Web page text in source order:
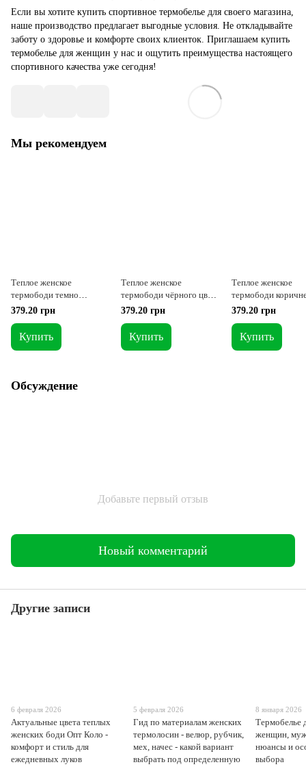
Если вы хотите купить спортивное термобелье для своего магазина,
наше производство предлагает выгодные условия. Не откладывайте
заботу о здоровье и комфорте своих клиенток. Приглашаем купить
термобелье для женщин у нас и ощутить преимущества настоящего
спортивного качества уже сегодня!
Мы рекомендуем
Теплое женское
термободи темно
зеленого цвета S
379.20 грн
Купить
Теплое женское
термободи чёрного цвета
S
379.20 грн
Купить
Теплое женское
термободи
цвета S
379.20 грн
Купить
Обсуждение
Добавьте первый отзыв
Новый комментарий
Другие записи
6 февраля 2026
Актуальные цвета теплых
женских боди Опт Коло -
комфорт и стиль для
ежедневных луков
5 февраля 2026
Гид по материалам женских
термолосин - велюр, рубчик,
мех, начес - какой вариант
выбрать под определенную
8 января 2026
Термобелье
женщин,
нюансы и
выбора